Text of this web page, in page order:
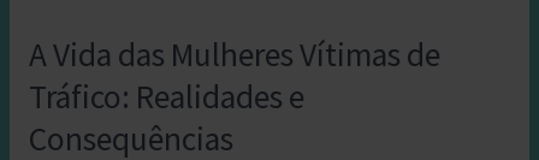
A Vida das Mulheres Vítimas de
Tráfico: Realidades e
Consequências